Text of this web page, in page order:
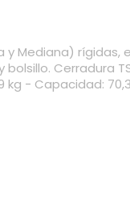
Mediana) rígidas,
Cerradura
kg - Capacidad: